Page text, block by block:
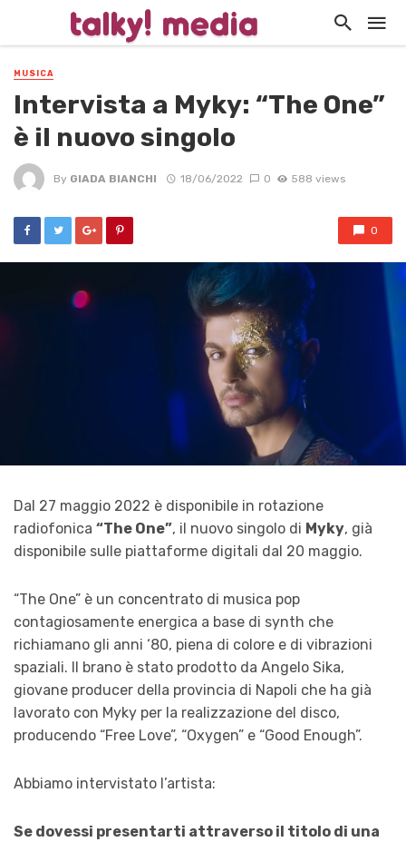
MUSICA
Intervista a Myky: “The One”
è il nuovo singolo
By GIADA BIANCHI 18/06/2022 0 588 views
0
Dal 27 maggio 2022 è disponibile in rotazione
radiofonica “The One”, il nuovo singolo di Myky, già
disponibile sulle piattaforme digitali dal 20 maggio.
“The One” è un concentrato di musica pop
contagiosamente energica a base di synth che
richiamano gli anni ‘80, piena di colore e di vibrazioni
spaziali. Il brano è stato prodotto da Angelo Sika,
giovane producer della provincia di Napoli che ha già
lavorato con Myky per la realizzazione del disco,
producendo “Free Love”, “Oxygen” e “Good Enough”.
Abbiamo intervistato l’artista:
Se dovessi presentarti attraverso il titolo di una